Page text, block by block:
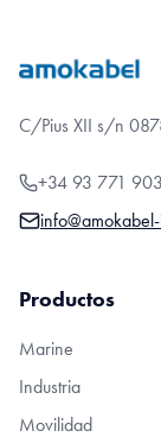
C/Pius XII s/n
+34 93 771
Productos
Marine
Industria
Movilidad